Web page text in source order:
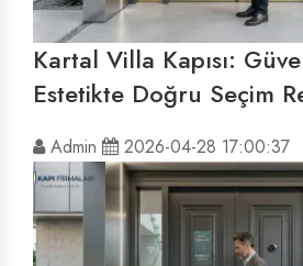
Kartal Villa Kapısı:
Estetikte Doğru Seçim
Admin 2026-04-28 17:00:37